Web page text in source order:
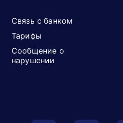
Связь с банком
Тарифы
Сообщение о
нарушении